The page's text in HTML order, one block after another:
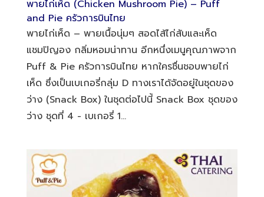
พายไก่เห็ด (Chicken Mushroom Pie) – Puff
and Pie ครัวการบินไทย
พายไก่เห็ด – พายเนื้อนุ่มๆ สอดไส้ไก่สับและเห็ด
แชมปิญอง กลิ่มหอมน่าทาน อีกหนึ่งเมนูคุณภาพจาก
Puff & Pie ครัวการบินไทย หากใครชื่นชอบพายไก่
เห็ด ซึ่งเป็นเบเกอรี่กลุ่ม D ทางเราได้จัดอยู่ในชุดของ
ว่าง (Snack Box) ในชุดต่อไปนี้ Snack Box ชุดของ
ว่าง ชุดที่ 4 - เบเกอรี่ 1...